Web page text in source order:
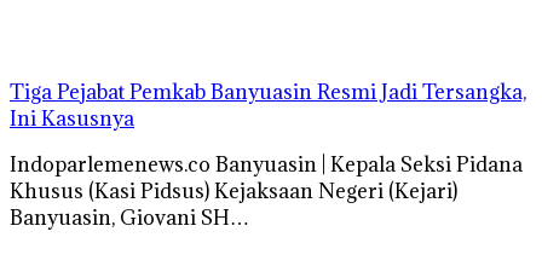
Tiga Pejabat Pemkab Banyuasin Resmi Jadi Tersangka,
Ini Kasusnya
Indoparlemenews.co Banyuasin | Kepala Seksi Pidana
Khusus (Kasi Pidsus) Kejaksaan Negeri (Kejari)
Banyuasin, Giovani SH…